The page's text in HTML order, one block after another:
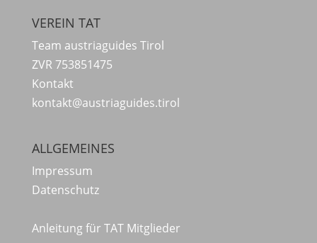
VEREIN TAT
Team austriaguides Tirol
ZVR 753851475
Kontakt
kontakt@austriaguides.tirol
ALLGEMEINES
Impressum
Datenschutz
Anleitung für TAT Mitglieder